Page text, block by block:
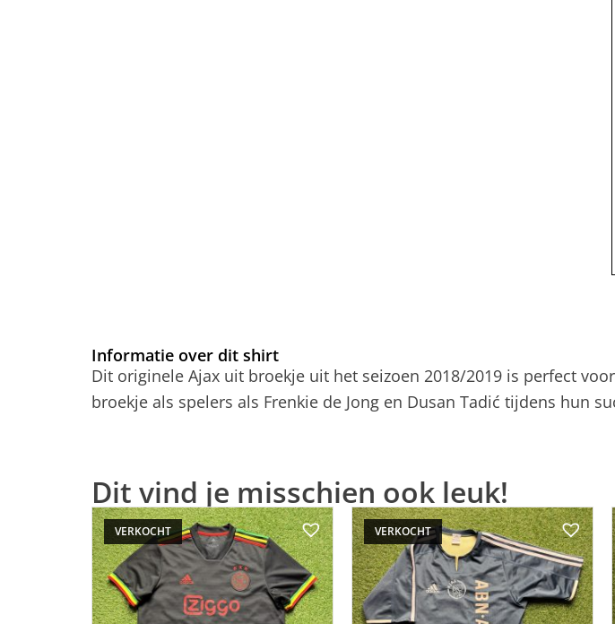
Informatie over dit shirt
Dit originele Ajax uit broekje uit het seizoen 2018/2019 is perfect
broekje als spelers als Frenkie de Jong en Dusan Tadić tijdens hun
Dit vind je misschien ook leuk!
VERKOCHT VERKOCHT